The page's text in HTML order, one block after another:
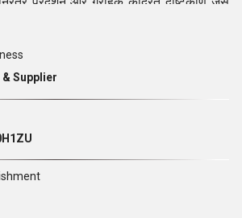
बनाए रखने और आसान भुगतान मोड के
Supplier